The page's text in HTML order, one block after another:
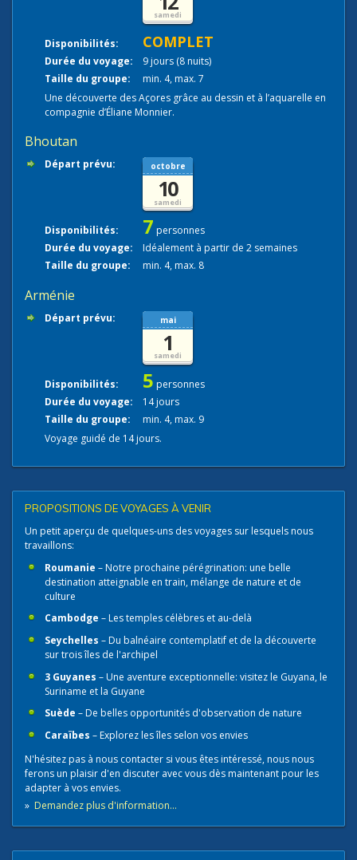
samedi
Disponibilités: COMPLET
Durée du voyage:
9 jours (8 nuits)
Taille du groupe:
min. 4, max. 7
Une découverte des Açores grâce au dessin et à l’aquarelle en
compagnie d’Éliane Monnier.
Bhoutan
Départ prévu: octobre
10
samedi
Disponibilités: 7 personnes
Durée du voyage:
Idéalement à partir de 2 semaines
Taille du groupe:
min. 4, max. 8
Arménie
Départ prévu: mai
1
samedi
Disponibilités: 5 personnes
Durée du voyage:
14 jours
Taille du groupe:
min. 4, max. 9
Voyage guidé de 14 jours.
PROPOSITIONS DE VOYAGES À VENIR
Un petit aperçu de quelques-uns des voyages sur lesquels nous
travaillons:
Roumanie – Notre prochaine pérégrination: une belle
destination atteignable en train, mélange de nature et de
culture
Cambodge – Les temples célèbres et au-delà
Seychelles – Du balnéaire contemplatif et de la découverte
sur trois îles de l'archipel
3 Guyanes – Une aventure exceptionnelle: visitez le Guyana, le
Suriname et la Guyane
Suède – De belles opportunités d'observation de nature
Caraïbes – Explorez les îles selon vos envies
N'hésitez pas à nous contacter​ si vous êtes intéressé, nous nous
ferons un plaisir d'en discuter avec vous dès maintenant pour les
adapter à vos envies.
» Demandez plus d'information...